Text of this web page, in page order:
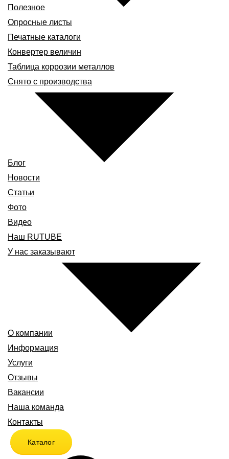
Полезное
Опросные листы
Печатные каталоги
Конвертер величин
Таблица коррозии металлов
Снято с производства
Блог
Новости
Статьи
Фото
Видео
Наш RUTUBE
У нас заказывают
О компании
Информация
Услуги
Отзывы
Вакансии
Наша команда
Контакты
Каталог